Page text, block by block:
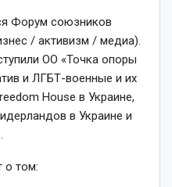
Форум союзников
/ активизм / медиа).
ОО «Точка опоры
и ЛГБТ-военные и их
House в Украине,
в Украине и
о том: